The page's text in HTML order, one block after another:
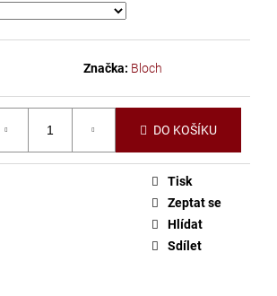
Značka: Bloch
DO KOŠÍKU
Tisk
Zeptat se
Hlídat
Sdílet